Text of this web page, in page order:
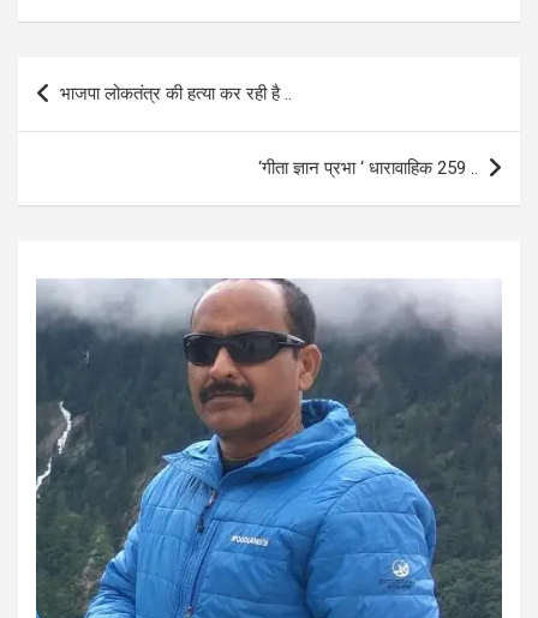
ce
o
at
s
A
ail ar
e
Post
navigation
भाजपा लोकतंत्र की हत्या कर रही है ..
‘गीता ज्ञान प्रभा ‘ धारावाहिक 259 ..